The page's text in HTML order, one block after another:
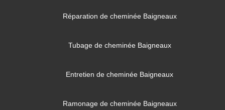
Réparation de cheminée Baigneaux
Tubage de cheminée Baigneaux
Entretien de cheminée Baigneaux
Ramonage de cheminée Baigneaux